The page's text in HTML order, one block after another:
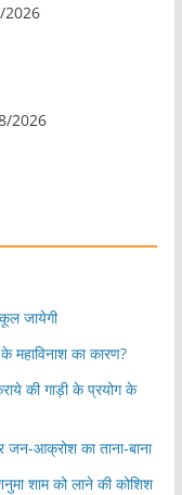
2026
2026
जायेगी
महाविनाश का कारण?
की गाड़ी के प्रयोग के
आक्रोश का ताना-बाना
शाम को लाने की कोशिश